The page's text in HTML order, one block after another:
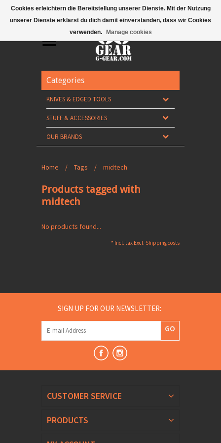
Mobile Menu
Categories
KNIVES & EDGED TOOLS
STUFF & ACCESSORIES
OUR BRANDS
Home / Tags / midtech
Products tagged with
midtech
No products found...
* Incl. tax Excl. Shipping costs
SIGN UP FOR OUR NEWSLETTER:
GO
CUSTOMER SERVICE
PRODUCTS
Cookies erleichtern die Bereitstellung unserer Dienste. Mit der Nutzung
unserer Dienste erklärst du dich damit einverstanden, dass wir Cookies
verwenden.
Manage cookies